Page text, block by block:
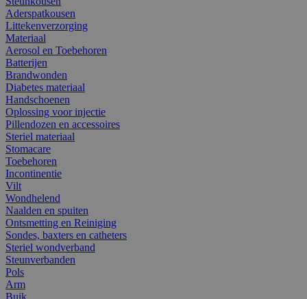
Aderspatkousen
Littekenverzorging
Materiaal
Aerosol en Toebehoren
Batterijen
Brandwonden
Diabetes materiaal
Handschoenen
Oplossing voor injectie
Pillendozen en accessoires
Steriel materiaal
Stomacare
Toebehoren
Incontinentie
Vilt
Wondhelend
Naalden en spuiten
Ontsmetting en Reiniging
Sondes, baxters en catheters
Steriel wondverband
Steunverbanden
Pols
Arm
Buik